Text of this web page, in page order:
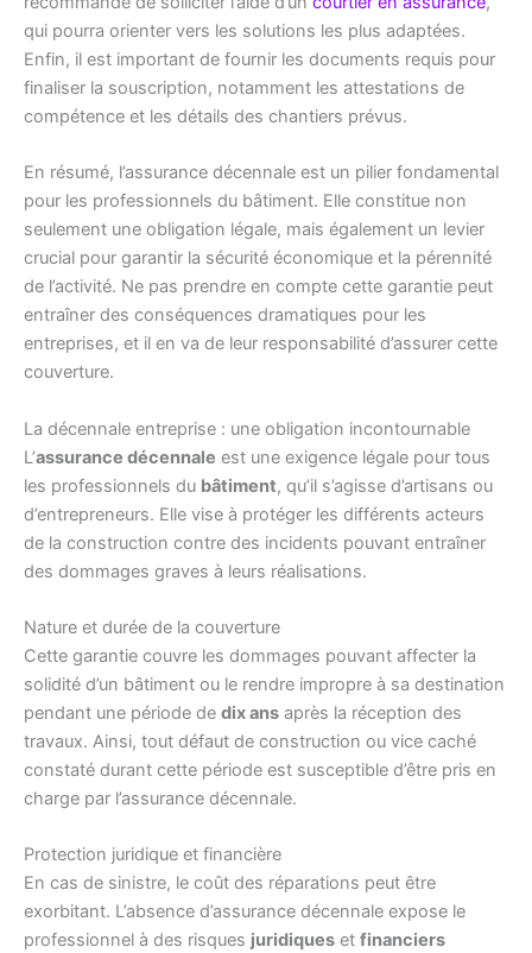
qui pourra orienter vers les solutions les plus adaptées.
Enfin, il est important de fournir les documents requis pour
finaliser la souscription, notamment les attestations de
compétence et les détails des chantiers prévus.
En résumé, l’assurance décennale est un pilier fondamental
pour les professionnels du bâtiment. Elle constitue non
seulement une obligation légale, mais également un levier
crucial pour garantir la sécurité économique et la pérennité
de l’activité. Ne pas prendre en compte cette garantie peut
entraîner des conséquences dramatiques pour les
entreprises, et il en va de leur responsabilité d’assurer cette
couverture.
La décennale entreprise : une obligation incontournable
L’assurance décennale est une exigence légale pour tous
les professionnels du bâtiment, qu’il s’agisse d’artisans ou
d’entrepreneurs. Elle vise à protéger les différents acteurs
de la construction contre des incidents pouvant entraîner
des dommages graves à leurs réalisations.
Nature et durée de la couverture
Cette garantie couvre les dommages pouvant affecter la
solidité d’un bâtiment ou le rendre impropre à sa destination
pendant une période de dix ans après la réception des
travaux. Ainsi, tout défaut de construction ou vice caché
constaté durant cette période est susceptible d’être pris en
charge par l’assurance décennale.
Protection juridique et financière
En cas de sinistre, le coût des réparations peut être
exorbitant. L’absence d’assurance décennale expose le
professionnel à des risques juridiques et financiers